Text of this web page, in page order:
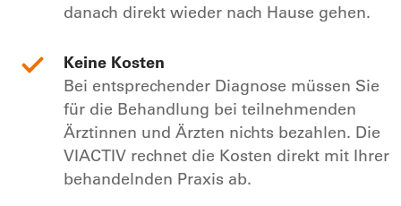
danach direkt wieder nach Hause gehen.
Keine Kosten
Bei entsprechender Diagnose müssen Sie
für die Behandlung bei teilnehmenden
Ärztinnen und Ärzten nichts bezahlen. Die
VIACTIV rechnet die Kosten direkt mit Ihrer
behandelnden Praxis ab.